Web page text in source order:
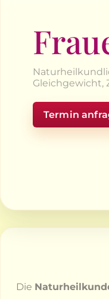
Gleichgewicht,
Termin
Die